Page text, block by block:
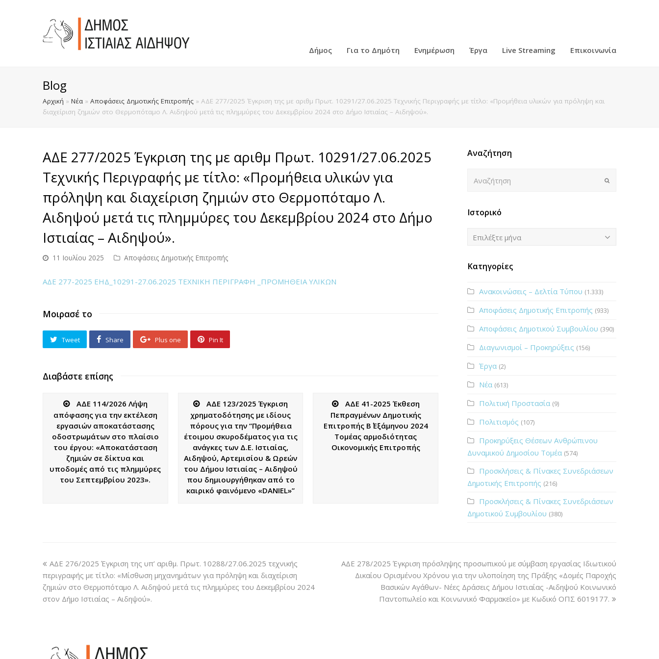
Δήμος Για το Δημότη Ενημέρωση Έργα Live Streaming Επικοινωνία
Blog
Αρχική » Νέα » Αποφάσεις Δημοτικής Επιτροπής » ΑΔΕ 277/2025 Έγκριση της με αριθμ Πρωτ. 10291/27.06.2025 Τεχνικής Περιγραφής με τίτλο: «Προμήθεια υλικών για πρόληψη και
διαχείριση ζημιών στο Θερμοπόταμο Λ. Αιδηψού μετά τις πλημμύρες του Δεκεμβρίου 2024 στο Δήμο Ιστιαίας – Αιδηψού».
ΑΔΕ 277/2025 Έγκριση της με αριθμ Πρωτ. 10291/27.06.2025
Τεχνικής Περιγραφής με τίτλο: «Προμήθεια υλικών για
πρόληψη και διαχείριση ζημιών στο Θερμοπόταμο Λ.
Αιδηψού μετά τις πλημμύρες του Δεκεμβρίου 2024 στο Δήμο
Ιστιαίας – Αιδηψού».
11 Ιουλίου 2025 Αποφάσεις Δημοτικής Επιτροπής
ΑΔΕ 277-2025 ΕΗΔ_10291-27.06.2025 ΤΕΧΝΙΚΗ ΠΕΡΙΓΡΑΦΗ _ΠΡΟΜΗΘΕΙΑ ΥΛΙΚΩΝ
Μοιρασέ το
Tweet Share Plus one Pin It
Διαβάστε επίσης
ΑΔΕ 114/2026 Λήψη
απόφασης για την εκτέλεση
εργασιών αποκατάστασης
οδοστρωμάτων στο πλαίσιο
του έργου: «Αποκατάσταση
ζημιών σε δίκτυα και
υποδομές από τις πλημμύρες
του Σεπτεμβρίου 2023».
ΑΔΕ 123/2025 Έγκριση
χρηματοδότησης με ιδίους
πόρους για την “Προμήθεια
έτοιμου σκυροδέματος για τις
ανάγκες των Δ.Ε. Ιστιαίας,
Αιδηψού, Αρτεμισίου & Ωρεών
του Δήμου Ιστιαίας – Αιδηψού
που δημιουργήθηκαν από το
καιρικό φαινόμενο «DANIEL»”
ΑΔΕ 41-2025 Έκθεση
Πεπραγμένων Δημοτικής
Επιτροπής Β΄ Εξάμηνου 2024
Τομέας αρμοδιότητας
Οικονομικής Επιτροπής
Αναζήτηση
Ιστορικό
Ιστορικό
Επιλέξτε μήνα
Κατηγορίες
Ανακοινώσεις – Δελτία Τύπου (1.333)
Αποφάσεις Δημοτικής Επιτροπής (933)
Αποφάσεις Δημοτικού Συμβουλίου (390)
Διαγωνισμοί – Προκηρύξεις (156)
Έργα (2)
Νέα (613)
Πολιτική Προστασία (9)
Πολιτισμός (107)
Προκηρύξεις Θέσεων Ανθρώπινου
Δυναμικού Δημοσίου Τομέα (574)
Προσκλήσεις & Πίνακες Συνεδριάσεων
Δημοτικής Επιτροπής (216)
Προσκλήσεις & Πίνακες Συνεδριάσεων
Δημοτικού Συμβουλίου (380)
ΑΔΕ 276/2025 Έγκριση της υπ’ αριθμ. Πρωτ. 10288/27.06.2025 τεχνικής
περιγραφής με τίτλο: «Μίσθωση μηχανημάτων για πρόληψη και διαχείριση
ζημιών στο Θερμοπόταμο Λ. Αιδηψού μετά τις πλημμύρες του Δεκεμβρίου 2024
στον Δήμο Ιστιαίας – Αιδηψού».
ΑΔΕ 278/2025 Έγκριση πρόσληψης προσωπικού με σύμβαση εργασίας Ιδιωτικού
Δικαίου Ορισμένου Χρόνου για την υλοποίηση της Πράξης «Δομές Παροχής
Βασικών Αγάθων- Νέες Δράσεις Δήμου Ιστιαίας -Αιδηψού Κοινωνικό
Παντοπωλείο και Κοινωνικό Φαρμακείο» με Κωδικό ΟΠΣ 6019177.